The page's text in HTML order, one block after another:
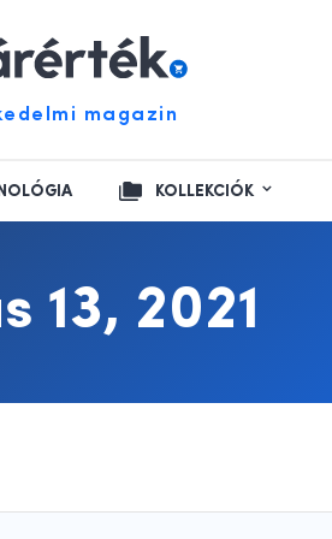
magazin
KOLLEKCIÓK
13, 2021